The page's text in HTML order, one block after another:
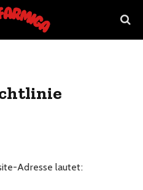
Adresse lautet: